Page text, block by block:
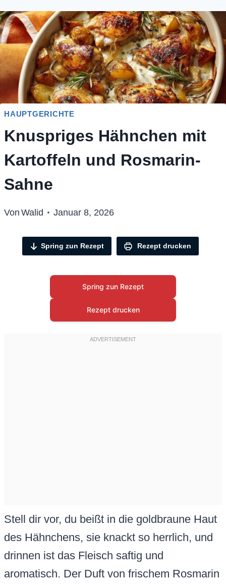
HAUPTGERICHTE
Knuspriges Hähnchen mit
Kartoffeln und Rosmarin-
Sahne
Von Walid Januar 8, 2026
Spring zun Rezept Rezept drucken
Spring zun Rezept
Rezept drucken
Stell dir vor, du beißt in die goldbraune Haut
des Hähnchens, sie knackt so herrlich, und
drinnen ist das Fleisch saftig und
aromatisch. Der Duft von frischem Rosmarin